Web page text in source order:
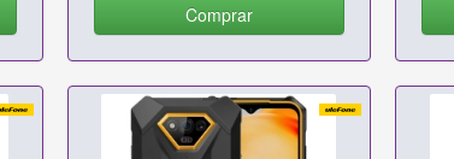
Comprar